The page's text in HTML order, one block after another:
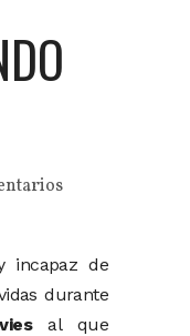
incapaz de
durante
al que